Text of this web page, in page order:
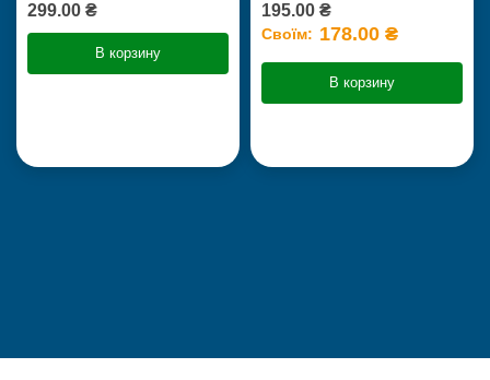
299.00 ₴
В корзину
195.00 ₴
Своїм: 178.00 ₴
В корзину